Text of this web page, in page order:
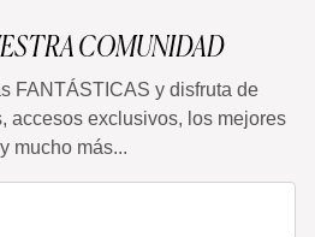
COMUNIDAD
FANTÁSTICAS y disfruta de
accesos exclusivos, los mejores
mucho más...